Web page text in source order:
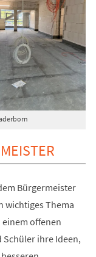
Bürgermeister
wichtiges Thema
offenen
ihre Ideen,